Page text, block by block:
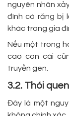
nguyên nhân
đình có răng bị
khác trong gia
Nếu một trong
cao con cái
truyền gen.
3.2. Thói
Đây là một